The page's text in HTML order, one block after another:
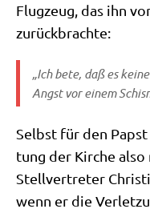
Flug­zeug, das ihn
zurückbrachte:
„Ich bete, daß es
Angst vor einem
Selbst für den
tung der Kir­che
Stell­ver­tre­ter
wenn er die